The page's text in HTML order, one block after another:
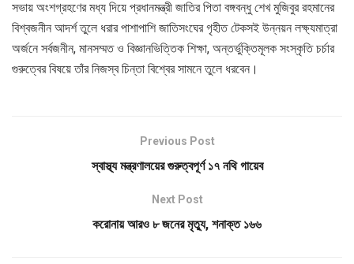
সভায় অংশগ্রহণের মধ্য দিয়ে প্রধানমন্ত্রী জাতির পিতা বঙ্গবন্ধু শেখ মুজিবুর রহমানের
বিশ্বজনীন আদর্শ তুলে ধরার পাশাপাশি জাতিসংঘের গৃহীত টেকসই উন্নয়ন লক্ষ্যমাত্রা
অর্জনে সর্বজনীন, মানসম্মত ও বিজ্ঞানভিত্তিক শিক্ষা, অন্তর্ভুক্তিমূলক সংস্কৃতি চর্চার
গুরুত্বের বিষয়ে তাঁর নিজস্ব চিন্তা বিশ্বের সামনে তুলে ধরবেন।
Previous Post
স্বাস্থ্য মন্ত্রণালয়ের গুরুত্বপূর্ণ ১৭ নথি গায়েব
Next Post
করোনায় আরও ৮ জনের মৃত্যু, শনাক্ত ১৬৬